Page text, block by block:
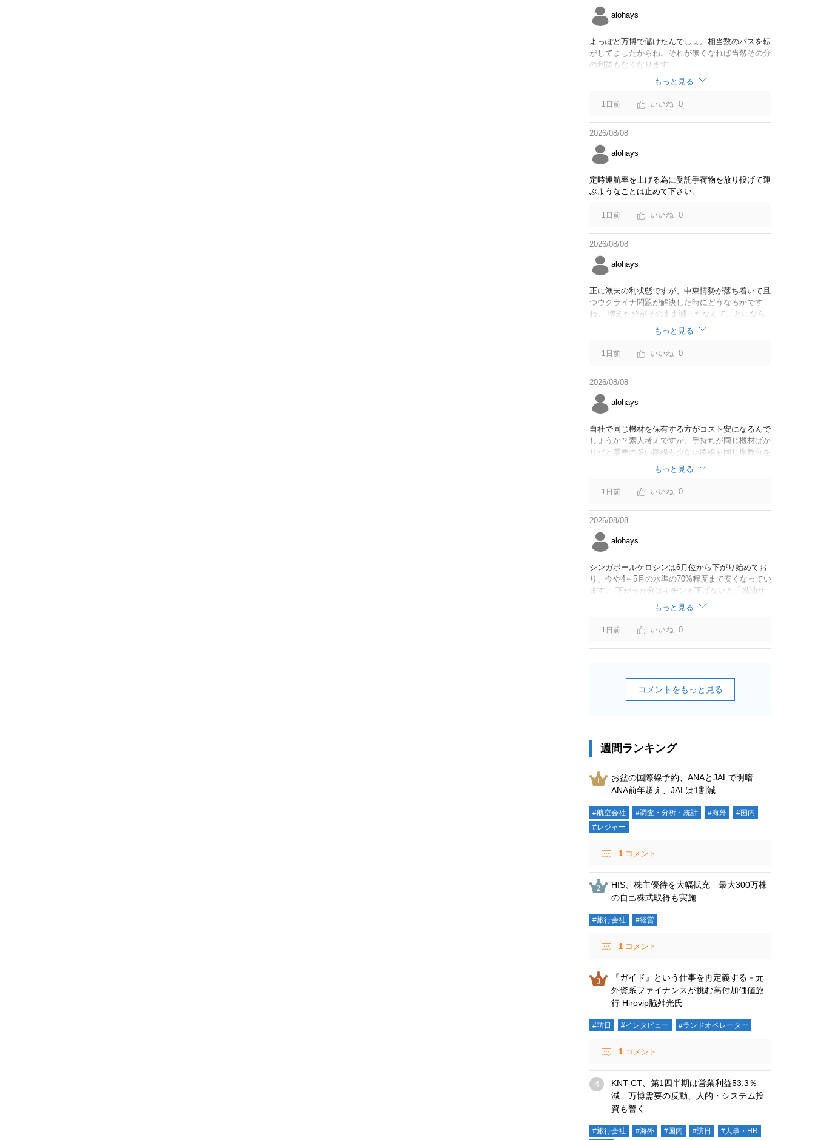
alohays
よっぽど万博で儲けたんでしょ。相当数のバスを転
がしてましたからね。それが無くなれば当然その分
の利益もなくなります。
もっと見る
1日前 0
2026/08/08
alohays
定時運航率を上げる為に受託手荷物を放り投げて運
ぶようなことは止めて下さい。
1日前 0
2026/08/08
alohays
正に漁夫の利状態ですが、中東情勢が落ち着いて且
つウクライナ問題が解決した時にどうなるかです
ね。 増えた分がそのまま減ったなんてことになら
なければいいですが。
もっと見る
1日前 0
2026/08/08
alohays
自社で同じ機材を保有する方がコスト安になるんで
しょうか？素人考えですが、手持ちが同じ機材ばか
りだと需要の多い路線も少ない路線も同じ席数分を
供給することになるので、需要が多い路線には大型
機材を当て、少ない路線には小型機材を当てるな
ど、席数を調整するにはリース契約の方が対応しや
すいと思いました。
もっと見る
1日前 0
2026/08/08
alohays
シンガポールケロシンは6月位から下がり始めてお
り、今や4～5月の水準の70%程度まで安くなってい
ます。 下がった分はキチンと下げないと「燃油サ
ーチャージ＝利益」と判断されますよ。
もっと見る
1日前 0
コメントをもっと見る
週間ランキング
お盆の国際線予約、ANAとJALで明暗
ANA前年超え、JALは1割減
#航空会社 #調査・分析・統計 #海外
#国内
#レジャー
1 コメント
HIS、株主優待を大幅拡充 最大300万株
の自己株式取得も実施
#旅行会社 #経営
1 コメント
『ガイド』という仕事を再定義する－元
外資系ファイナンスが挑む高付加価値旅
行 Hirovip脇舛光氏
#訪日 #インタビュー #ランドオペレーター
1 コメント
KNT-CT、第1四半期は営業利益53.3％
減 万博需要の反動、人的・システム投
資も響く
#旅行会社 #海外 #国内 #訪日 #人事・HR